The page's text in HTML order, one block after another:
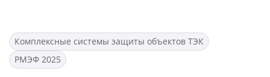
Комплексные системы защиты объектов ТЭК
РМЭФ 2025